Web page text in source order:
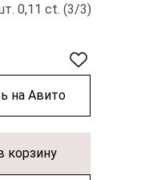
0,11 ct. (3/3)
на Авито
корзину